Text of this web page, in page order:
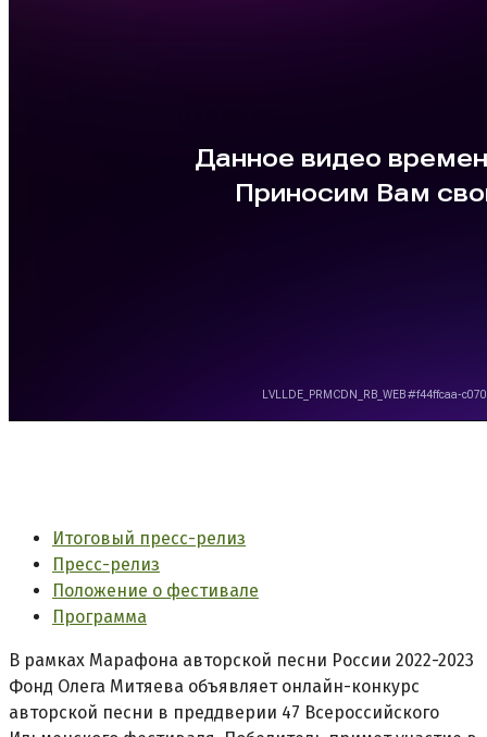
Итоговый пресс-релиз
Пресс-релиз
Положение о фестивале
Программа
В рамках Марафона авторской песни России 2022-2023
Фонд Олега Митяева объявляет онлайн-конкурс
авторской песни в преддверии 47 Всероссийского